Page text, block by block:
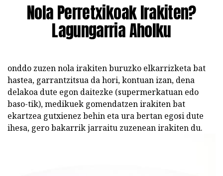
Nola Perretxikoak Irakiten?
Lagungarria Aholku
onddo zuzen nola irakiten buruzko elkarrizketa bat
hastea, garrantzitsua da hori, kontuan izan, dena
delakoa dute egon daitezke (supermerkatuan edo
baso-tik), medikuek gomendatzen irakiten bat
ekartzea gutxienez behin eta ura bertan egosi dute
ihesa, gero bakarrik jarraitu zuzenean irakiten du.